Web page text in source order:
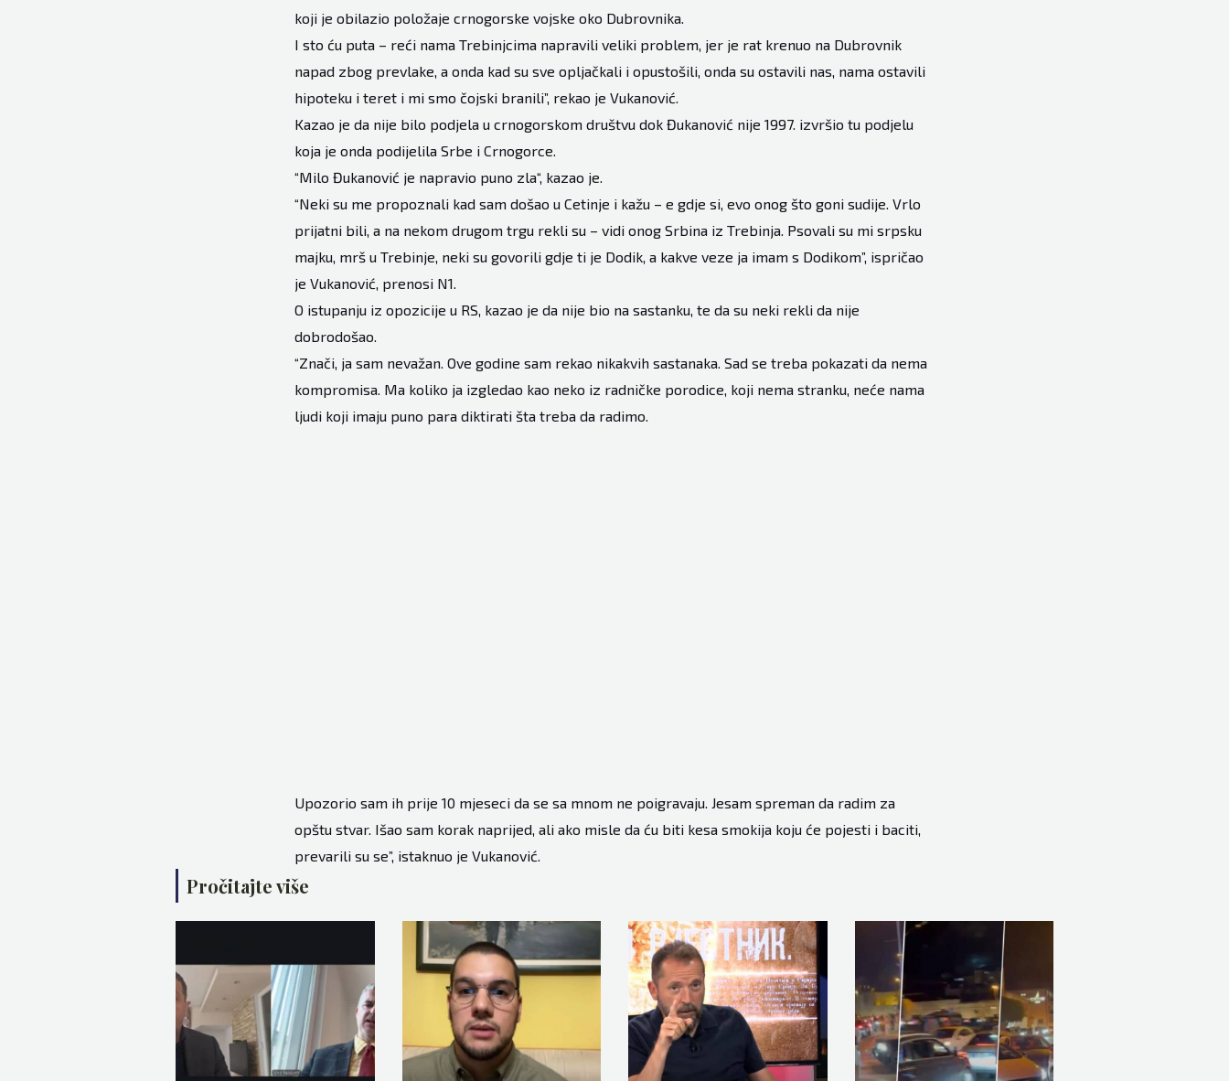
koji je obilazio položaje crnogorske vojske oko Dubrovnika.
I sto ću puta – reći nama Trebinjcima napravili veliki problem, jer je rat krenuo na Dubrovnik
napad zbog prevlake, a onda kad su sve opljačkali i opustošili, onda su ostavili nas, nama ostavili
hipoteku i teret i mi smo čojski branili”, rekao je Vukanović.
Kazao je da nije bilo podjela u crnogorskom društvu dok Đukanović nije 1997. izvršio tu podjelu
koja je onda podijelila Srbe i Crnogorce.
“Milo Đukanović je napravio puno zla“, kazao je.
“Neki su me propoznali kad sam došao u Cetinje i kažu – e gdje si, evo onog što goni sudije. Vrlo
prijatni bili, a na nekom drugom trgu rekli su – vidi onog Srbina iz Trebinja. Psovali su mi srpsku
majku, mrš u Trebinje, neki su govorili gdje ti je Dodik, a kakve veze ja imam s Dodikom”, ispričao
je Vukanović, prenosi N1.
O istupanju iz opozicije u RS, kazao je da nije bio na sastanku, te da su neki rekli da nije
dobrodošao.
“Znači, ja sam nevažan. Ove godine sam rekao nikakvih sastanaka. Sad se treba pokazati da nema
kompromisa. Ma koliko ja izgledao kao neko iz radničke porodice, koji nema stranku, neće nama
ljudi koji imaju puno para diktirati šta treba da radimo.
Upozorio sam ih prije 10 mjeseci da se sa mnom ne poigravaju. Jesam spreman da radim za
opštu stvar. Išao sam korak naprijed, ali ako misle da ću biti kesa smokija koju će pojesti i baciti,
prevarili su se”, istaknuo je Vukanović.
Pročitajte više